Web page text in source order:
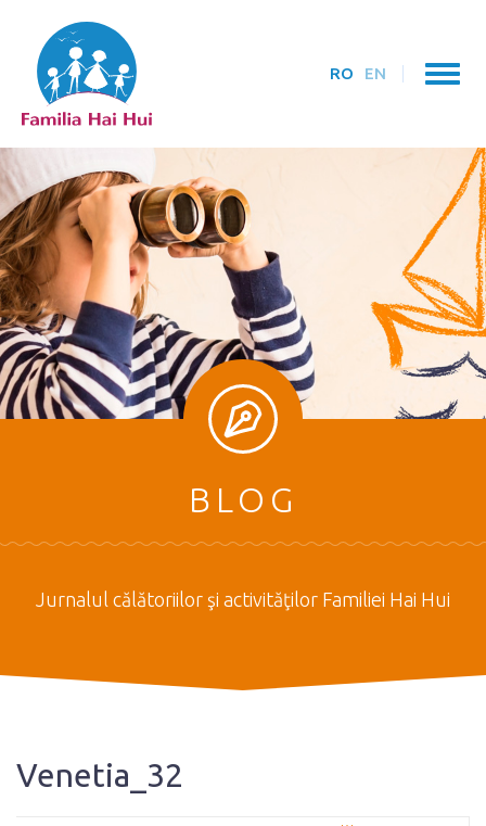
RO EN
BLOG
Jurnalul călătoriilor şi activităţilor Familiei Hai Hui
Venetia_32